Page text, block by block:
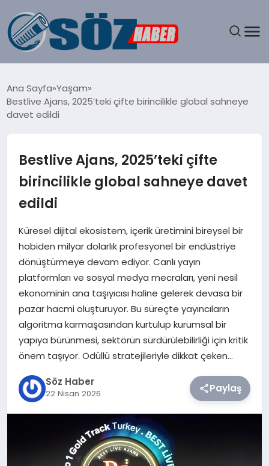
SPOR
EĞITIM
SAĞLIK
DÜNYA
TEKNOLOJI
SIYASET
YAŞAM
Ana Sayfa Yaşam
Bestlive Ajans, 2025’teki çifte birincilikle global sahneye
davet edildi
Bestlive Ajans, 2025’teki çifte
birincilikle global sahneye davet
edildi
Küresel dijital ekosistem, içerik üretimini bireysel bir
hobiden milyar dolarlık profesyonel bir endüstriye
dönüştürmeye devam ediyor. Canlı yayın
platformları ve sosyal medya mecraları, yeni nesil
ekonominin ana taşıyıcısı haline gelerek devasa bir
pazar hacmi oluşturuyor. Bu süreçte yayıncıların
algoritma karmaşasından kurtulup kurumsal bir
yapıya bürünmesi, sektörün sürdürülebilirliği için kritik
önem taşıyor. Ödüllü stratejileriyle dikkat çeken…
Söz Haber
22 Nisan 2026 Paylaş